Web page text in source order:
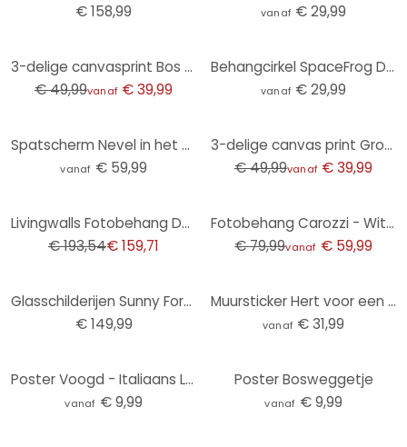
€ 158,99
vanaf € 29,99
3-delige canvasprint Bos Bomen Zonnestralen
€ 49,99vanaf € 39,99
Behangcirkel SpaceFrog Designs - Mistig Bos - vliesbehang/zelfklevend vliesbehang
vanaf € 29,99
Spatscherm Nevel in het Bos 02
vanaf € 59,99
3-delige canvas print Groene Woud Natuur
€ 49,99vanaf € 39,99
Livingwalls Fotobehang Designwalls Forest Light
€ 193,54€ 159,71
Fotobehang Carozzi - Wit Berkenbos met Rode Bladeren - Japandi Stijl
€ 79,99vanaf € 59,99
Glasschilderijen Sunny Forest - 3-delig
€ 149,99
Muursticker Hert voor een berglandschap
vanaf € 31,99
Poster Voogd - Italiaans Landschap met Parasoldennen
vanaf € 9,99
Poster Bosweggetje
vanaf € 9,99